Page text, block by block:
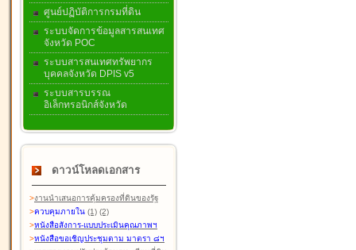
ศูนย์ปฏิบัติการกรมที่ดิน
ระบบจัดการข้อมูลสารสนเทศ
จังหวัด POC
ระบบสารสนเทศทรัพยากร
บุคคลจังหวัด DPIS v5
ระบบสารบรรณ
อิเล็กทรอนิกส์จังหวัด
ดาวน์โหลดเอกสาร
>งานนำเสนอการคุ้มครองที่ดินของรัฐ
>ควบคุมภายใน (1) (2)
>หนังสือสังการ-แบบประเมินคุณภาพฯ
>หนังสือขอเชิญประชุมตาม มาตรา ๘ฯ